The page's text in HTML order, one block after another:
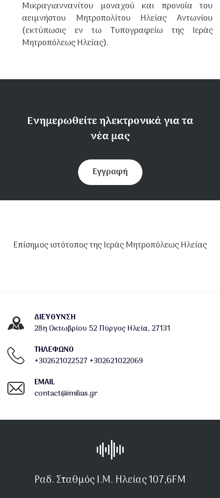
Μικραγιαννανίτου μοναχού και προνοία του
αειμνήστου Μητροπολίτου Ηλείας Αντω­νίου
(εκτύπωσις εν τω Τυπογραφείω της Ιεράς
Μητροπόλεως Ηλείας).
Ενημερωθείτε ηλεκτρονικά για τα
νέα μας
Εγγραφή
Επίσημος ιστότοπος της Ιεράς Μητροπόλεως Ηλείας
ΔΙΕΎΘΥΝΣΗ
28η Οκτωβρίου 52 Πύργος Ηλεία, 27131
ΤΗΛΕΦΩΝΟ
+302621022527 +302621022069
EMAIL
contact@imilias.gr
Ραδ. Σταθμός Ι.Μ. Ηλείας 107,6FM